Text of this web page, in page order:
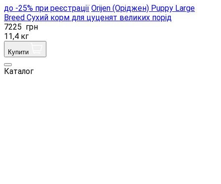
до -25% при реєстрації Orijen (Оріджен) Puppy Large
Breed Сухий корм для цуценят великих порід
7225 грн
11,4 кг
Купити
Каталог